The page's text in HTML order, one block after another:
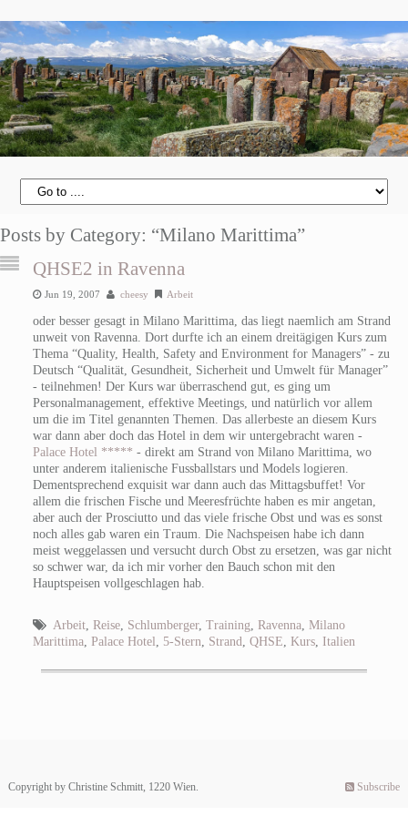
Posts by Category: “Milano Marittima”
QHSE2 in Ravenna
Jun 19, 2007 cheesy Arbeit
oder besser gesagt in Milano Marittima, das liegt naemlich am Strand
unweit von Ravenna. Dort durfte ich an einem dreitägigen Kurs zum
Thema “Quality, Health, Safety and Environment for Managers” - zu
Deutsch “Qualität, Gesundheit, Sicherheit und Umwelt für Manager”
- teilnehmen! Der Kurs war überraschend gut, es ging um
Personalmanagement, effektive Meetings, und natürlich vor allem
um die im Titel genannten Themen. Das allerbeste an diesem Kurs
war dann aber doch das Hotel in dem wir untergebracht waren -
Palace Hotel ***** - direkt am Strand von Milano Marittima, wo
unter anderem italienische Fussballstars und Models logieren.
Dementsprechend exquisit war dann auch das Mittagsbuffet! Vor
allem die frischen Fische und Meeresfrüchte haben es mir angetan,
aber auch der Prosciutto und das viele frische Obst und was es sonst
noch alles gab waren ein Traum. Die Nachspeisen habe ich dann
meist weggelassen und versucht durch Obst zu ersetzen, was gar nicht
so schwer war, da ich mir vorher den Bauch schon mit den
Hauptspeisen vollgeschlagen hab.
Arbeit, Reise, Schlumberger, Training Ravenna Milano
Marittima Palace Hotel 5-Stern Strand QHSE Kurs, Italien
Copyright by Christine Schmitt, 1220 Wien. Subscribe